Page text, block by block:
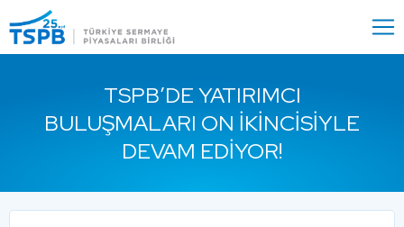
Close
TSPB’DE YATIRIMCI
BULUŞMALARI ON İKINCISIYLE
DEVAM EDIYOR!